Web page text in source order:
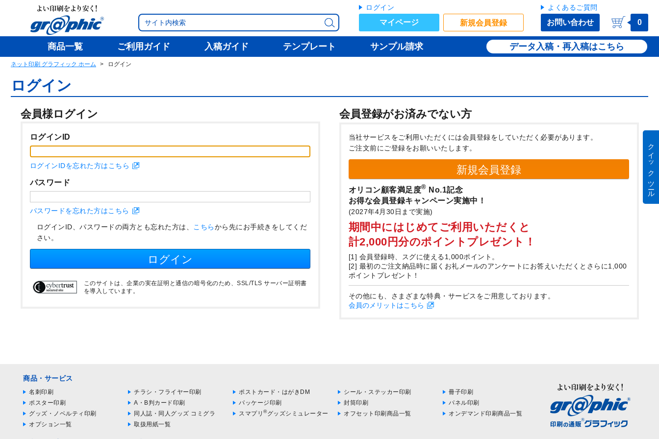
ログイン
マイページ 新規会員登録
よくあるご質問
お問い合わせ 0
商品一覧 ご利用ガイド 入稿ガイド テンプレート サンプル請求 データ入稿・再入稿
ネット印刷 グラフィック ホーム ログイン
ログイン
会員様ログイン 会員登録がお済みでない方
ログインID
ログインIDを忘れた方はこちら
パスワード
パスワードを忘れた方はこちら
ログインID、パスワードの両方とも忘れた方は、 こちらから先にお手続きをしてくだ
さい。
ログイン
このサイトは、企業の実在証明と通信の暗号化のため、SSL/TLS サーバー証明書
を導入しています。
当社サービスをご利用いただくには会員登録をしていただく必要があります。
ご注文前にご登録をお願いいたします。
新規会員登録
オリコン顧客満足度® No.1記念
お得な会員登録キャンペーン実施中！
(2027年4月30日まで実施)
期間中にはじめてご利用いただくと
計2,000円分のポイントプレゼント！
[1] 会員登録時、スグに使える1,000ポイント。
[2] 最初のご注文納品時に届くお礼メールのアンケートにお答えいただくとさらに1,000
ポイントプレゼント！
その他にも、さまざまな特典・サービスをご用意しております。
会員のメリットはこちら
商品・サービス
名刺印刷 チラシ・フライヤー印刷 ポストカード・はがきDM シール・ステッカー印刷
冊子印刷
ポスター印刷
A・B判カード印刷 パッケージ印刷 封筒印刷
パネル印刷
グッズ・ノベルティ印刷
同人誌・同人グッズ コミグラ スマプリ ®グッズシミュレーター オフセット印刷商品一覧
オンデマンド印刷商品一覧
オプション一覧
取扱用紙一覧
クイック ツール